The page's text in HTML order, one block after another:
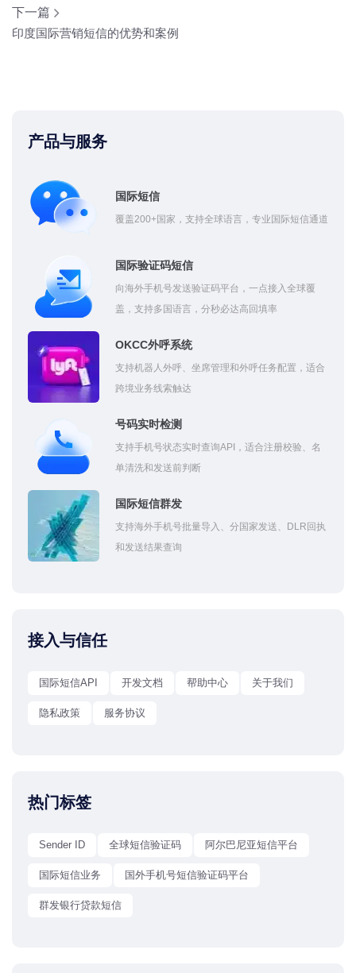
下一篇
印度国际营销短信的优势和案例
产品与服务
国际短信
覆盖200+国家，支持全球语言，专业国际短信通道
国际验证码短信
向海外手机号发送验证码平台，一点接入全球覆
盖，支持多国语言，分秒必达高回填率
OKCC外呼系统
支持机器人外呼、坐席管理和外呼任务配置，适合
跨境业务线索触达
号码实时检测
支持手机号状态实时查询API，适合注册校验、名
单清洗和发送前判断
国际短信群发
支持海外手机号批量导入、分国家发送、DLR回执
和发送结果查询
接入与信任
国际短信API 开发文档 帮助中心 关于我们
隐私政策 服务协议
热门标签
Sender ID 全球短信验证码 阿尔巴尼亚短信平台
国际短信业务 国外手机号短信验证码平台
群发银行贷款短信